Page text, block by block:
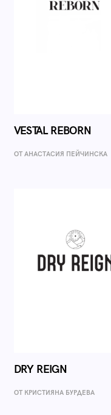
VESTAL REBORN
ОТ AНАСТАСИЯ ПЕЙЧИНСКА
DRY REIGN
ОТ КРИСТИЯНА БУРДЕВА